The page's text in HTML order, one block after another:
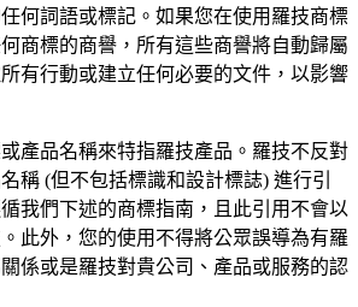
何詞語或標記。如果您在使用羅技商標
商標的商譽，所有這些商譽將自動歸屬
有行動或建立任何必要的文件，以影響
產品名稱來特指羅技產品。羅技不反對
稱 (但不包括標識和設計標誌) 進行引
我們下述的商標指南，且此引用不會以
此外，您的使用不得將公眾誤導為有羅
係或是羅技對貴公司、產品或服務的認